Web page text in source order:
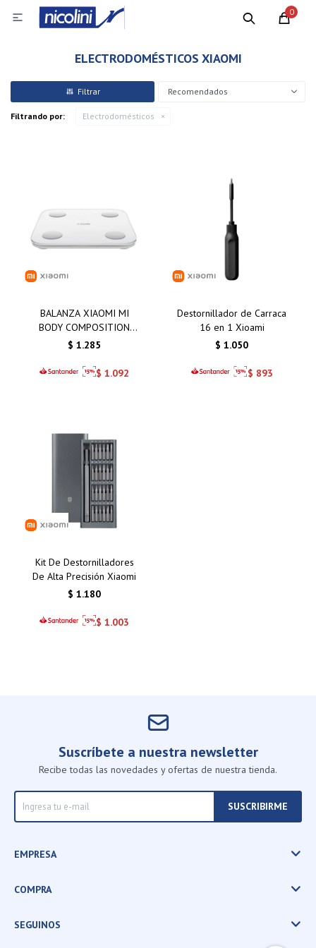
0

ELECTRODOMÉSTICOS XIAOMI
Recomendados
Filtrando por: Electrodomésticos
BALANZA XIAOMI MI
BODY COMPOSITION
SCALE S400
$ 1.285
$ 1.092
Destornillador de Carraca
16 en 1 Xioami
$ 1.050
$ 893
Kit De Destornilladores
De Alta Precisión Xiaomi
$ 1.180
$ 1.003
Suscríbete a nuestra newsletter
Recibe todas las novedades y ofertas de nuestra tienda.
SUSCRIBIRME
EMPRESA
COMPRA
SEGUINOS